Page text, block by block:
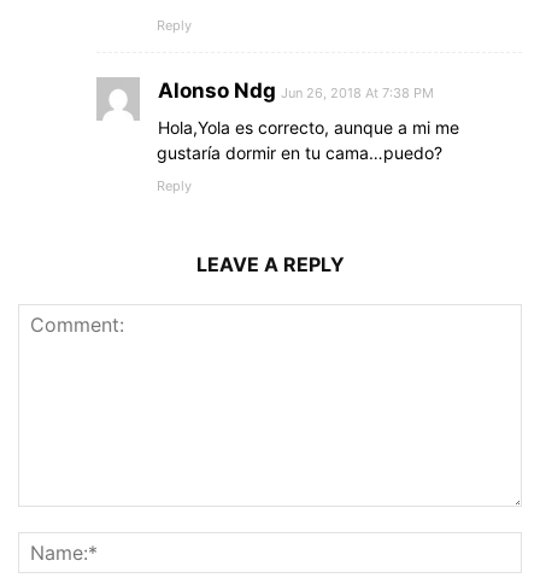
Reply
Alonso Ndg Jun 26, 2018 At 7:38 PM
Hola,Yola es correcto, aunque a mi me
gustaría dormir en tu cama…puedo?
Reply
LEAVE A REPLY